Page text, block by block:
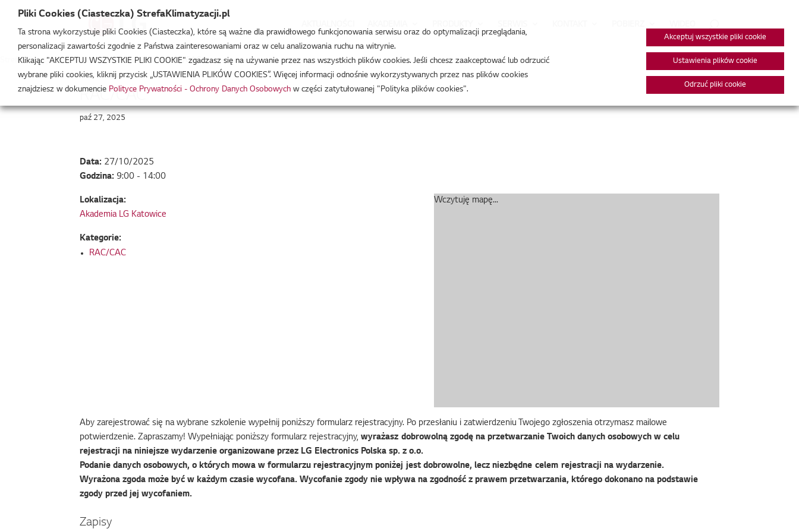
Strefa Klimatyzacji /Wydarzenia/RAC/CAC/RAC/CAC
RAC/CAC
paź 27, 2025
Data: 27/10/2025
Godzina: 9:00 - 14:00
Wczytuję mapę...
Lokalizacja:
Akademia LG Katowice
Kategorie:
RAC/CAC
Aby zarejestrować się na wybrane szkolenie wypełnij poniższy formularz rejestracyjny. Po przesłaniu i zatwierdzeniu Twojego zgłoszenia otrzymasz mailowe
potwierdzenie. Zapraszamy! Wypełniając poniższy formularz rejestracyjny,wyrażasz dobrowolną zgodę na przetwarzanie Twoich danych osobowych w celu
rejestracji na niniejsze wydarzenie organizowane przez LG Electronics Polska sp. z o.o.
Podanie danych osobowych, o których mowa w formularzu rejestracyjnym poniżej jest dobrowolne, lecz niezbędne celem rejestracji na wydarzenie.
Wyrażona zgoda może być w każdym czasie wycofana. Wycofanie zgody nie wpływa na zgodność z prawem przetwarzania, którego dokonano na podstawie
zgody przed jej wycofaniem.
Zapisy
Pliki Cookies (Ciasteczka) StrefaKlimatyzacji.pl
Ta strona wykorzystuje pliki Cookies (Ciasteczka), które są ważne dla prawidłowego funkcjonowania serwisu oraz do optymalizacji przeglądania,
personalizacji zawartości zgodnie z Państwa zainteresowaniami oraz w celu analizowania ruchu na witrynie.
Klikając "AKCEPTUJ WSZYSTKIE PLIKI COOKIE" zgadzasz się na używanie przez nas wszystkich plików cookies. Jeśli chcesz zaakceptować lub odrzucić
wybrane pliki cookies, kliknij przycisk „USTAWIENIA PLIKÓW COOKIES”. Więcej informacji odnośnie wykorzystywanych przez nas plików cookies
znajdziesz w dokumencie Polityce Prywatności - Ochrony Danych Osobowych w części zatytułowanej "Polityka plików cookies".
Akceptuj wszystkie pliki cookie
Ustawienia plików cookie
Odrzuć pliki cookie